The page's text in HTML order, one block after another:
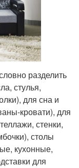
разделить
стулья,
для сна и
кровати), для
стенки,
столы
кухонные,
для